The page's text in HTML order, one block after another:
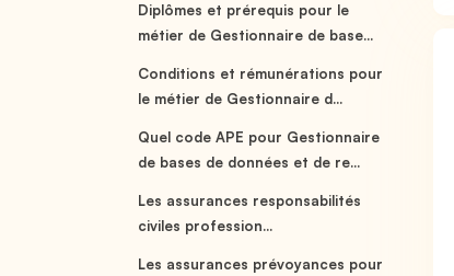
Diplômes et prérequis pour le
métier de Gestionnaire de base...
Conditions et rémunérations pour
le métier de Gestionnaire d...
Quel code APE pour Gestionnaire
de bases de données et de re...
Les assurances responsabilités
civiles profession...
Les assurances prévoyances pour